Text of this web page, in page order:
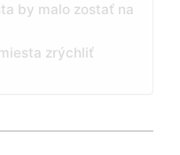
by malo zostať na
zrýchliť